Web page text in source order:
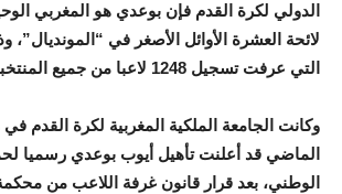
الدولي لكرة القدم فإن بوعدي هو المغربي
لائحة العشرة الأوائل الأصغر في “المونديال”،
التي عرفت تسجيل 1248 لاعبا من جميع المنتخبات المشاركة.
وكانت الجامعة الملكية المغربية لكرة القدم
الماضي قد أعلنت تأهيل أيوب بوعدي رسميا
الوطني، بعد قرار قانون غرفة اللاعب من محكمة